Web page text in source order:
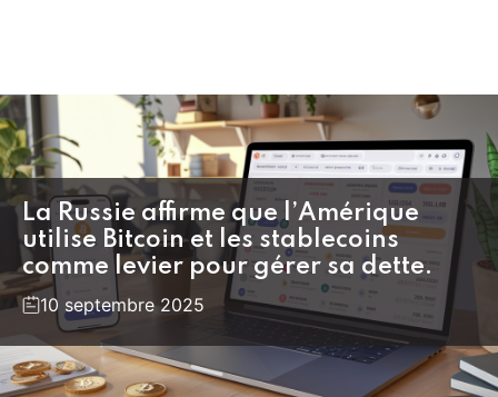
La Russie affirme que l’Amérique
utilise Bitcoin et les stablecoins
comme levier pour gérer sa dette.
10 septembre 2025